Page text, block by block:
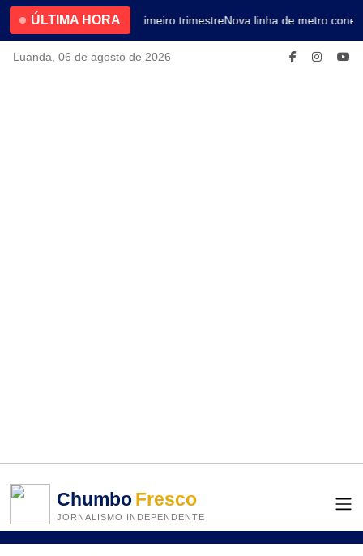
ÚLTIMA HORA4.2% no primeiro trimestreNova linha de metro
Luanda, 06 de agosto de 2026
ChumboFresco
JORNALISMO INDEPENDENTE